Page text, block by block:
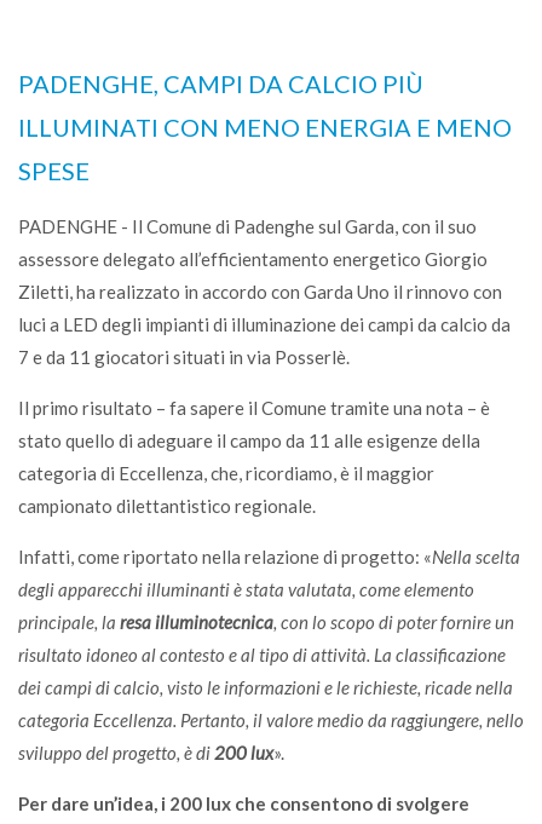
PADENGHE, CAMPI DA CALCIO PIÙ
ILLUMINATI CON MENO ENERGIA E MENO
SPESE
PADENGHE - Il Comune di Padenghe sul Garda, con il suo
assessore delegato all’efficientamento energetico Giorgio
Ziletti, ha realizzato in accordo con Garda Uno il rinnovo con
luci a LED degli impianti di illuminazione dei campi da calcio da
7 e da 11 giocatori situati in via Posserlè.
Il primo risultato – fa sapere il Comune tramite una nota – è
stato quello di adeguare il campo da 11 alle esigenze della
categoria di Eccellenza, che, ricordiamo, è il maggior
campionato dilettantistico regionale.
Infatti, come riportato nella relazione di progetto: «Nella scelta
degli apparecchi illuminanti è stata valutata, come elemento
principale, la resa illuminotecnica, con lo scopo di poter fornire un
risultato idoneo al contesto e al tipo di attività. La classificazione
dei campi di calcio, visto le informazioni e le richieste, ricade nella
categoria Eccellenza. Pertanto, il valore medio da raggiungere, nello
sviluppo del progetto, è di200 lux».
Per dare un’idea, i 200 lux che consentono di svolgere